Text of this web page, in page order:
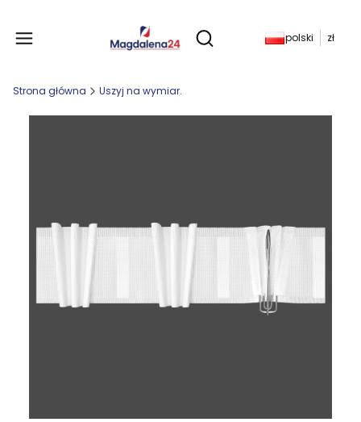
Otwórz wyszukiwarkę
Produkty w
polski zł
Strona główna Uszyj na wymiar.